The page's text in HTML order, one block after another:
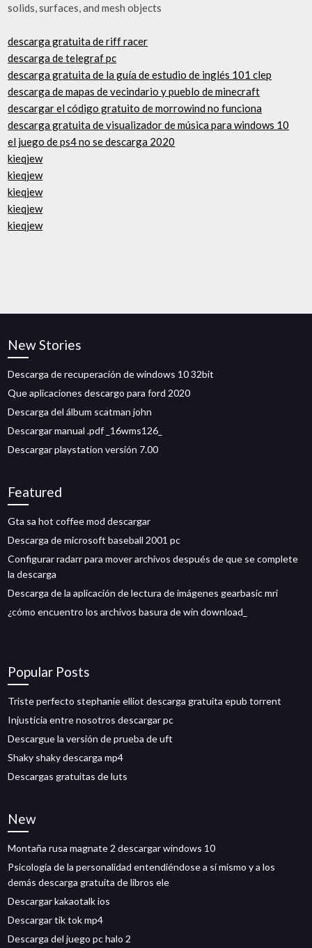
solids, surfaces, and mesh objects
descarga gratuita de riff racer
descarga de telegraf pc
descarga gratuita de la guía de estudio de inglés 101 clep
descarga de mapas de vecindario y pueblo de minecraft
descargar el código gratuito de morrowind no funciona
descarga gratuita de visualizador de música para windows 10
el juego de ps4 no se descarga 2020
kieqjew
kieqjew
kieqjew
kieqjew
kieqjew
New Stories
Descarga de recuperación de windows 10 32bit
Que aplicaciones descargo para ford 2020
Descarga del álbum scatman john
Descargar manual .pdf _16wms126_
Descargar playstation versión 7.00
Featured
Gta sa hot coffee mod descargar
Descarga de microsoft baseball 2001 pc
Configurar radarr para mover archivos después de que se complete
la descarga
Descarga de la aplicación de lectura de imágenes gearbasic mri
¿cómo encuentro los archivos basura de win download_
Popular Posts
Triste perfecto stephanie elliot descarga gratuita epub torrent
Injusticia entre nosotros descargar pc
Descargue la versión de prueba de uft
Shaky shaky descarga mp4
Descargas gratuitas de luts
New
Montaña rusa magnate 2 descargar windows 10
Psicología de la personalidad entendiéndose a sí mismo y a los
demás descarga gratuita de libros ele
Descargar kakaotalk ios
Descargar tik tok mp4
Descarga del juego pc halo 2